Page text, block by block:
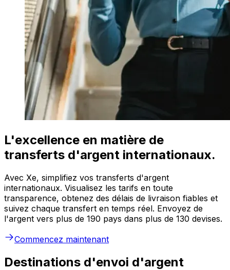
L'excellence en matière de
transferts d'argent internationaux.
Avec Xe, simplifiez vos transferts d'argent
internationaux. Visualisez les tarifs en toute
transparence, obtenez des délais de livraison fiables et
suivez chaque transfert en temps réel. Envoyez de
l'argent vers plus de 190 pays dans plus de 130 devises.
Commencez maintenant
Destinations d'envoi d'argent